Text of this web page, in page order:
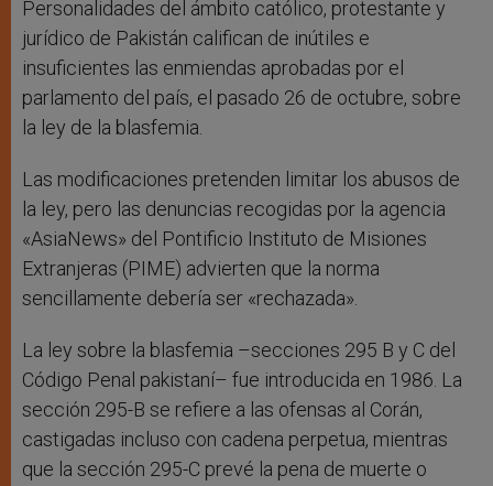
Personalidades del ámbito católico, protestante y
jurídico de Pakistán califican de inútiles e
insuficientes las enmiendas aprobadas por el
parlamento del país, el pasado 26 de octubre, sobre
la ley de la blasfemia.
Las modificaciones pretenden limitar los abusos de
la ley, pero las denuncias recogidas por la agencia
«AsiaNews» del Pontificio Instituto de Misiones
Extranjeras (PIME) advierten que la norma
sencillamente debería ser «rechazada».
La ley sobre la blasfemia –secciones 295 B y C del
Código Penal pakistaní– fue introducida en 1986. La
sección 295-B se refiere a las ofensas al Corán,
castigadas incluso con cadena perpetua, mientras
que la sección 295-C prevé la pena de muerte o